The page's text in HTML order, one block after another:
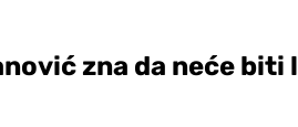
zna da neće biti